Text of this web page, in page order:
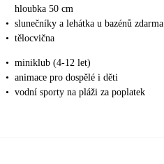
hloubka 50 cm
• slunečníky a lehátka u bazénů zdarma
• tělocvična
• miniklub (4-12 let)
• animace pro dospělé i děti
• vodní sporty na pláži za poplatek